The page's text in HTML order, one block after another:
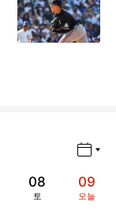
08
토
09
오늘